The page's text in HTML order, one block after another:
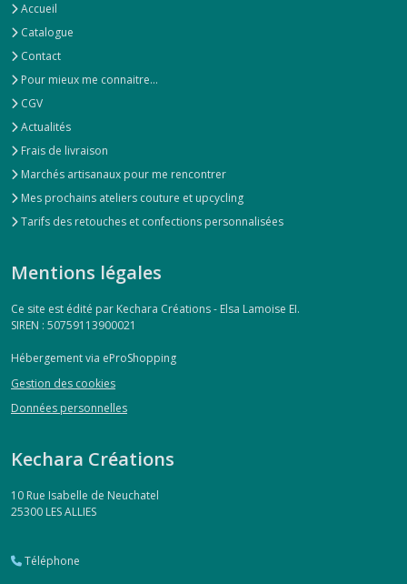
Accueil
Catalogue
Contact
Pour mieux me connaitre...
CGV
Actualités
Frais de livraison
Marchés artisanaux pour me rencontrer
Mes prochains ateliers couture et upcycling
Tarifs des retouches et confections personnalisées
Mentions légales
Ce site est édité par Kechara Créations - Elsa Lamoise EI.
SIREN : 50759113900021
Hébergement via eProShopping
Gestion des cookies
Données personnelles
Kechara Créations
10 Rue Isabelle de Neuchatel
25300 LES ALLIES
Téléphone